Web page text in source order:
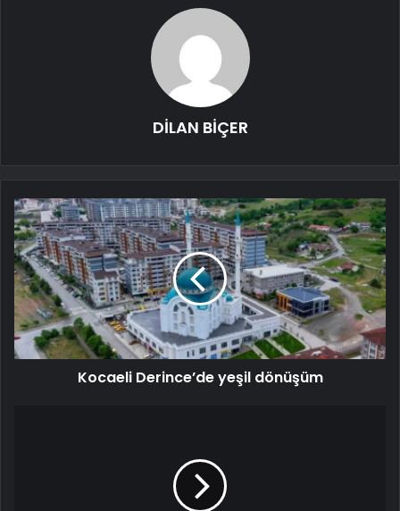
DİLAN BİÇER
Kocaeli Derince’de yeşil dönüşüm